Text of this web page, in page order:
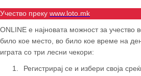
Учество преку www.loto.mk
ONLINE е најновата можност за учество
било кое место, во било кое време на
играта со три лесни чекори:
1.
Регистрирај се и избери своја